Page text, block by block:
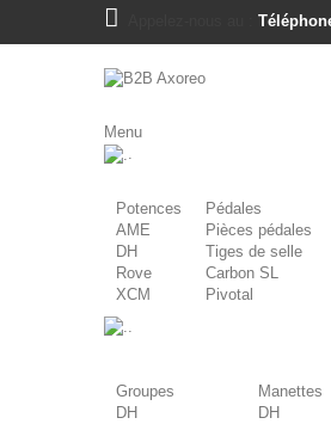
Menu
.
Potences
AME
DH
Rove
XCM
Pédales
Pièces pédales
Tiges de selle
Carbon SL
Pivotal
Groupes
DH
Manettes
DH